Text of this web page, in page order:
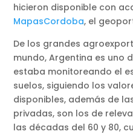
hicieron disponible con
MapasCordoba, el
De los grandes
mundo, Argentina es uno
estaba monitoreando el
suelos, siguiendo los
disponibles, además de
privadas, son los de
las décadas del 60 y 80,